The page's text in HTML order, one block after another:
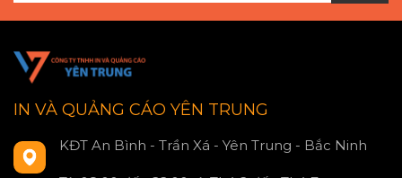
IN VÀ QUẢNG CÁO YÊN TRUNG
KĐT An Bình - Trần Xá - Yên Trung - Bắc Ninh